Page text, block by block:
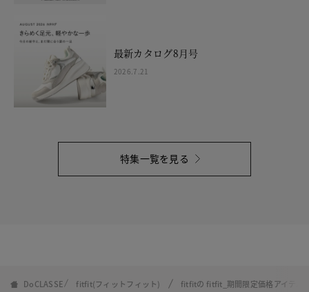
最新カタログ8月号
2026.7.21
特集一覧を見る
DoCLASSE fitfit(フィットフィット) fitfitの fitfit_期間限定価格アイテム